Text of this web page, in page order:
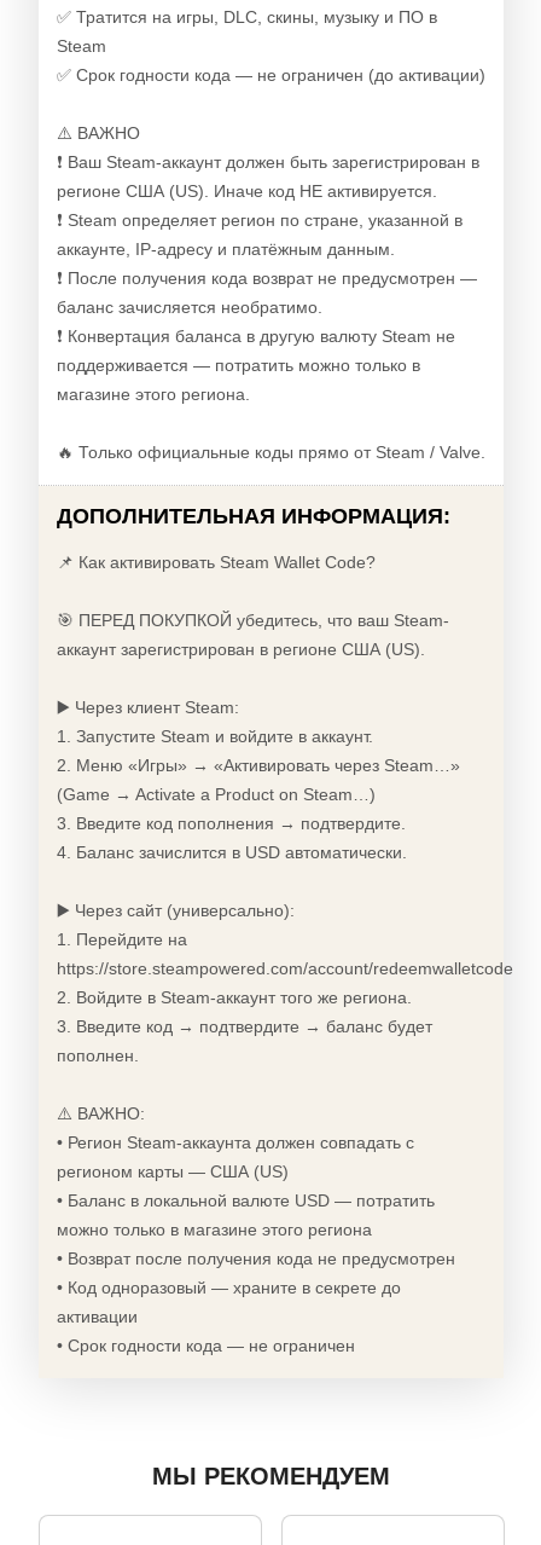
✅ Тратится на игры, DLC, скины, музыку и ПО в
Steam
✅ Срок годности кода — не ограничен (до активации)
⚠️ ВАЖНО
❗ Ваш Steam-аккаунт должен быть зарегистрирован в
регионе США (US). Иначе код НЕ активируется.
❗ Steam определяет регион по стране, указанной в
аккаунте, IP-адресу и платёжным данным.
❗ После получения кода возврат не предусмотрен —
баланс зачисляется необратимо.
❗ Конвертация баланса в другую валюту Steam не
поддерживается — потратить можно только в
магазине этого региона.
🔥 Только официальные коды прямо от Steam / Valve.
ДОПОЛНИТЕЛЬНАЯ ИНФОРМАЦИЯ:
📌 Как активировать Steam Wallet Code?
🎯 ПЕРЕД ПОКУПКОЙ убедитесь, что ваш Steam-
аккаунт зарегистрирован в регионе США (US).
▶️ Через клиент Steam:
1. Запустите Steam и войдите в аккаунт.
2. Меню «Игры» → «Активировать через Steam…»
(Game → Activate a Product on Steam…)
3. Введите код пополнения → подтвердите.
4. Баланс зачислится в USD автоматически.
▶️ Через сайт (универсально):
1. Перейдите на
https://store.steampowered.com/account/redeemwalletcode
2. Войдите в Steam-аккаунт того же региона.
3. Введите код → подтвердите → баланс будет
пополнен.
⚠️ ВАЖНО:
• Регион Steam-аккаунта должен совпадать с
регионом карты — США (US)
• Баланс в локальной валюте USD — потратить
можно только в магазине этого региона
• Возврат после получения кода не предусмотрен
• Код одноразовый — храните в секрете до
активации
• Срок годности кода — не ограничен
МЫ РЕКОМЕНДУЕМ